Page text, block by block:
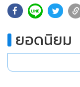
น้อย จนเขาเคยเดินท
กระทั่งว่าเขาเคยไป
ดัชเชสแห่งซัสเซกซ์
“เขาจะเดินทางด้วยเ
ยอดนิยม